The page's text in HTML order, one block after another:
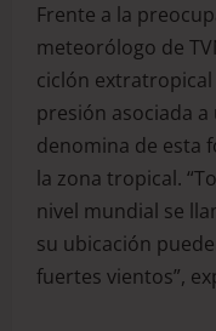
Frente a la
meteorólogo de
ciclón
presión asociada
denomina de esta
la zona tropical.
nivel mundial se
su ubicación
fuertes vientos”,